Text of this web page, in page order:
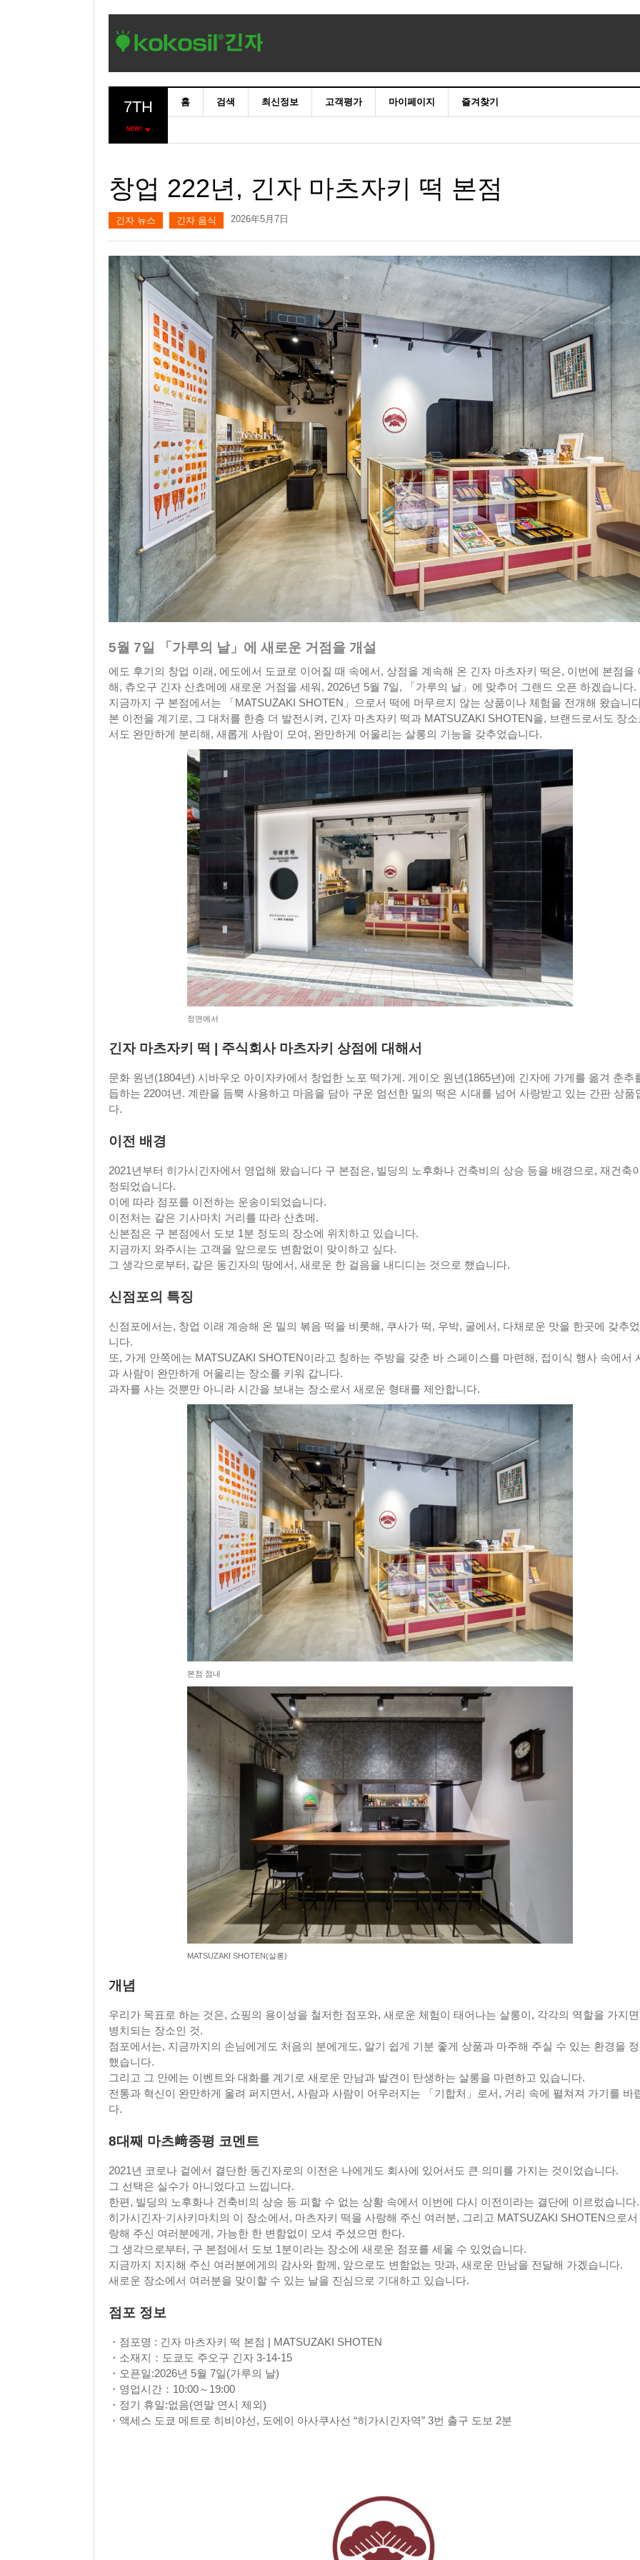
7TH
NEW!
홈 검색 최신정보 고객평가 마이페이지 즐겨찾기
창업 222년, 긴자 마츠자키 떡 본점
긴자 뉴스 긴자 음식 2026年5月7日
5월 7일 「가루의 날」에 새로운 거점을 개설
에도 후기의 창업 이래, 에도에서 도쿄로 이어질 때 속에서, 상점을 계속해 온 긴자 마츠자키 떡은, 이번에 본점을
해, 츄오구 긴자 산쵸메에 새로운 거점을 세워, 2026년 5월 7일, 「가루의 날」에 맞추어 그랜드 오픈 하겠습니다.
지금까지 구 본점에서는 「MATSUZAKI SHOTEN」으로서 떡에 머무르지 않는 상품이나 체험을 전개해 왔습니
본 이전을 계기로, 그 대처를 한층 더 발전시켜, 긴자 마츠자키 떡과 MATSUZAKI SHOTEN을, 브랜드로서도 장소
서도 완만하게 분리해, 새롭게 사람이 모여, 완만하게 어울리는 살롱의 기능을 갖추었습니다.
정면에서
긴자 마츠자키 떡 | 주식회사 마츠자키 상점에 대해서
문화 원년(1804년) 시바우오 아이자카에서 창업한 노포 떡가게. 게이오 원년(1865년)에 긴자에 가게를 옮겨 춘추
듭하는 220여년. 계란을 듬뿍 사용하고 마음을 담아 구운 엄선한 밀의 떡은 시대를 넘어 사랑받고 있는 간판 상품
다.
이전 배경
2021년부터 히가시긴자에서 영업해 왔습니다 구 본점은, 빌딩의 노후화나 건축비의 상승 등을 배경으로, 재건축
정되었습니다.
이에 따라 점포를 이전하는 운송이되었습니다.
이전처는 같은 기사마치 거리를 따라 산쵸메.
신본점은 구 본점에서 도보 1분 정도의 장소에 위치하고 있습니다.
지금까지 와주시는 고객을 앞으로도 변함없이 맞이하고 싶다.
그 생각으로부터, 같은 동긴자의 땅에서, 새로운 한 걸음을 내디디는 것으로 했습니다.
신점포의 특징
신점포에서는, 창업 이래 계승해 온 밀의 볶음 떡을 비롯해, 쿠사가 떡, 우박, 굴에서, 다채로운 맛을 한곳에 갖추
니다.
또, 가게 안쪽에는 MATSUZAKI SHOTEN이라고 칭하는 주방을 갖춘 바 스페이스를 마련해, 접이식 행사 속에서
과 사람이 완만하게 어울리는 장소를 키워 갑니다.
과자를 사는 것뿐만 아니라 시간을 보내는 장소로서 새로운 형태를 제안합니다.
본점 점내
MATSUZAKI SHOTEN(살롱)
개념
우리가 목표로 하는 것은, 쇼핑의 용이성을 철저한 점포와, 새로운 체험이 태어나는 살롱이, 각각의 역할을 가지면
병치되는 장소인 것.
점포에서는, 지금까지의 손님에게도 처음의 분에게도, 알기 쉽게 기분 좋게 상품과 마주해 주실 수 있는 환경을
했습니다.
그리고 그 안에는 이벤트와 대화를 계기로 새로운 만남과 발견이 탄생하는 살롱을 마련하고 있습니다.
전통과 혁신이 완만하게 울려 퍼지면서, 사람과 사람이 어우러지는 「기합처」로서, 거리 속에 펼쳐져 가기를 바
다.
8대째 마츠﨑종평 코멘트
2021년 코로나 겉에서 결단한 동긴자로의 이전은 나에게도 회사에 있어서도 큰 의미를 가지는 것이었습니다.
그 선택은 실수가 아니었다고 느낍니다.
한편, 빌딩의 노후화나 건축비의 상승 등 피할 수 없는 상황 속에서 이번에 다시 이전이라는 결단에 이르렀습니다.
히가시긴자·기사키마치의 이 장소에서, 마츠자키 떡을 사랑해 주신 여러분, 그리고 MATSUZAKI SHOTEN으로서
랑해 주신 여러분에게, 가능한 한 변함없이 오셔 주셨으면 한다.
그 생각으로부터, 구 본점에서 도보 1분이라는 장소에 새로운 점포를 세울 수 있었습니다.
지금까지 지지해 주신 여러분에게의 감사와 함께, 앞으로도 변함없는 맛과, 새로운 만남을 전달해 가겠습니다.
새로운 장소에서 여러분을 맞이할 수 있는 날을 진심으로 기대하고 있습니다.
점포 정보
・점포명 : 긴자 마츠자키 떡 본점 | MATSUZAKI SHOTEN
・소재지：도쿄도 주오구 긴자 3-14-15
・오픈일:2026년 5월 7일(가루의 날)
・영업시간：10:00～19:00
・정기 휴일:없음(연말 연시 제외)
・액세스 도쿄 메트로 히비야선, 도에이 아사쿠사선 “히가시긴자역” 3번 출구 도보 2분